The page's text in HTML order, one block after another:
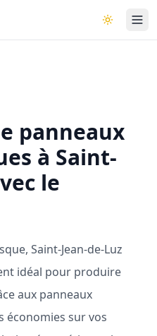
Basculer
panneaux
à Saint-
le
Saint-Jean-de-Luz
idéal pour produire
aux panneaux
économies sur vos